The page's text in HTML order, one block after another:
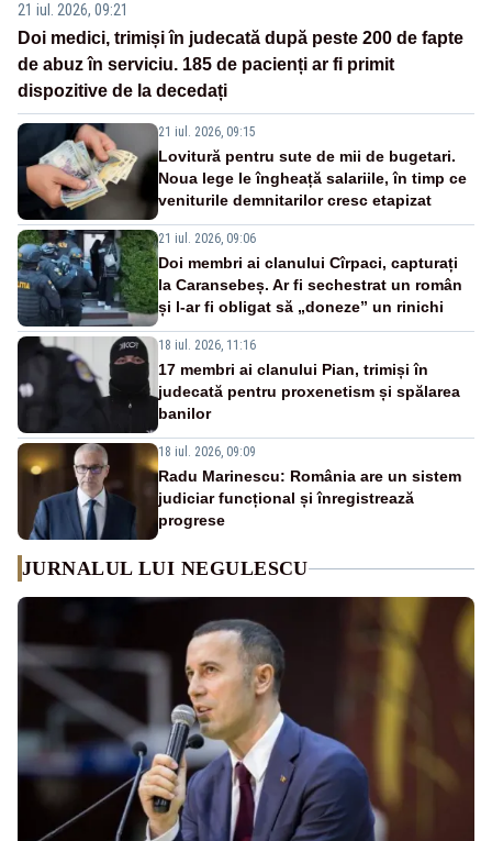
21 iul. 2026, 09:21
Doi medici, trimiși în judecată după peste 200 de fapte
de abuz în serviciu. 185 de pacienți ar fi primit
dispozitive de la decedați
21 iul. 2026, 09:15
Lovitură pentru sute de mii de bugetari.
Noua lege le îngheață salariile, în timp ce
veniturile demnitarilor cresc etapizat
21 iul. 2026, 09:06
Doi membri ai clanului Cîrpaci, capturați
la Caransebeș. Ar fi sechestrat un român
și l-ar fi obligat să „doneze” un rinichi
18 iul. 2026, 11:16
17 membri ai clanului Pian, trimiși în
judecată pentru proxenetism și spălarea
banilor
18 iul. 2026, 09:09
Radu Marinescu: România are un sistem
judiciar funcțional și înregistrează
progrese
JURNALUL LUI NEGULESCU